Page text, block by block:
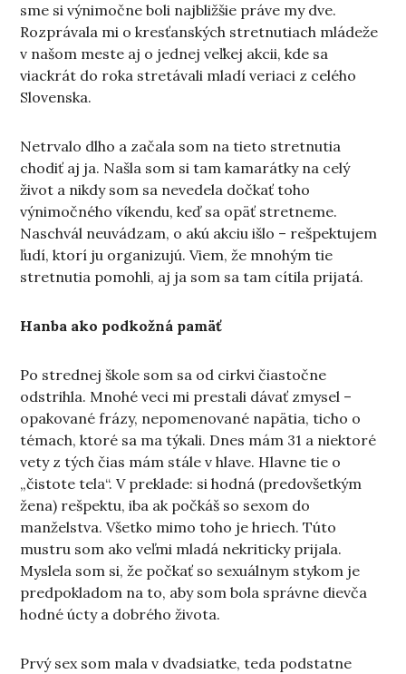
sme si výnimočne boli najbližšie práve my dve.
Rozprávala mi o kresťanských stretnutiach mládeže
v našom meste aj o jednej veľkej akcii, kde sa
viackrát do roka stretávali mladí veriaci z celého
Slovenska.
Netrvalo dlho a začala som na tieto stretnutia
chodiť aj ja. Našla som si tam kamarátky na celý
život a nikdy som sa nevedela dočkať toho
výnimočného víkendu, keď sa opäť stretneme.
Naschvál neuvádzam, o akú akciu išlo – rešpektujem
ľudí, ktorí ju organizujú. Viem, že mnohým tie
stretnutia pomohli, aj ja som sa tam cítila prijatá.
Hanba ako podkožná pamäť
Po strednej škole som sa od cirkvi čiastočne
odstrihla. Mnohé veci mi prestali dávať zmysel –
opakované frázy, nepomenované napätia, ticho o
témach, ktoré sa ma týkali. Dnes mám 31 a niektoré
vety z tých čias mám stále v hlave. Hlavne tie o
„čistote tela“. V preklade: si hodná (predovšetkým
žena) rešpektu, iba ak počkáš so sexom do
manželstva. Všetko mimo toho je hriech. Túto
mustru som ako veľmi mladá nekriticky prijala.
Myslela som si, že počkať so sexuálnym stykom je
predpokladom na to, aby som bola správne dievča
hodné úcty a dobrého života.
Prvý sex som mala v dvadsiatke, teda podstatne